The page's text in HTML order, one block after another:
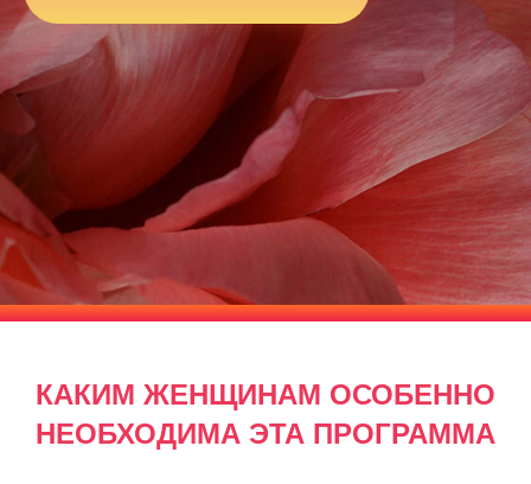
КАКИМ ЖЕНЩИНАМ ОСОБЕННО
НЕОБХОДИМА ЭТА ПРОГРАММА